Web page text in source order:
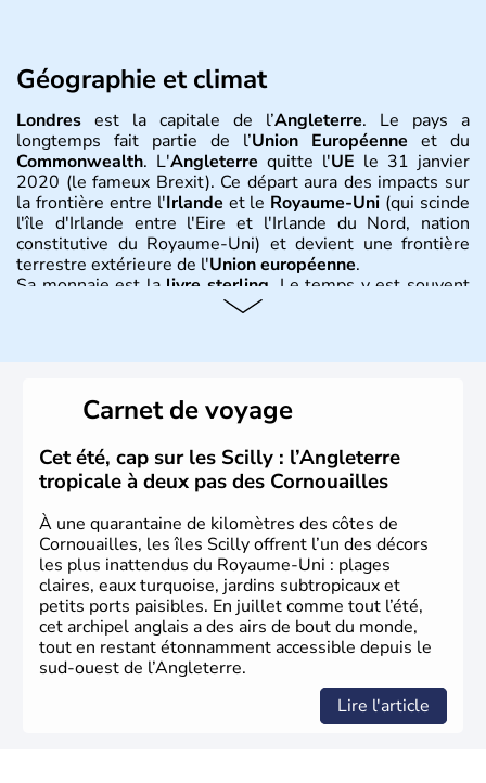
Géographie et climat
Londres est la capitale de l’Angleterre. Le pays a
longtemps fait partie de l’Union Européenne et du
Commonwealth. L'Angleterre quitte l'UE le 31 janvier
2020 (le fameux Brexit). Ce départ aura des impacts sur
la frontière entre l'Irlande et le Royaume-Uni (qui scinde
l'île d'Irlande entre l'Eire et l'Irlande du Nord, nation
constitutive du Royaume-Uni) et devient une frontière
terrestre extérieure de l'Union européenne.
Sa monnaie est lalivre sterling . Le temps y est souvent
instable avec de nombreuses précipitations : il s’agit d’un
Histoire et administration
L'Angleterre est l’une des quatre nations constitutives du
Royaume-Uni. Elle est peuplée de plus de 50 millions
d’habitants, les Anglais, et constitue à elle seule, près de
84% de la population de l’ensemble. Le pays s’est créé au
Xème siècle et tient son nom desAngles
germanique installé sur ces terres. Première démocratie
parlementaire au monde, elle doit son développement à
l’essor industriel du XIXème siècle.
Carnet de voyage
Cet été, cap sur les Scilly : l’Angleterre
tropicale à deux pas des Cornouailles
À une quarantaine de kilomètres des côtes de
Cornouailles, les îles Scilly offrent l’un des décors
les plus inattendus du Royaume-Uni : plages
claires, eaux turquoise, jardins subtropicaux et
petits ports paisibles. En juillet comme tout l’été,
cet archipel anglais a des airs de bout du monde,
tout en restant étonnamment accessible depuis le
sud-ouest de l’Angleterre.
Lire l'article